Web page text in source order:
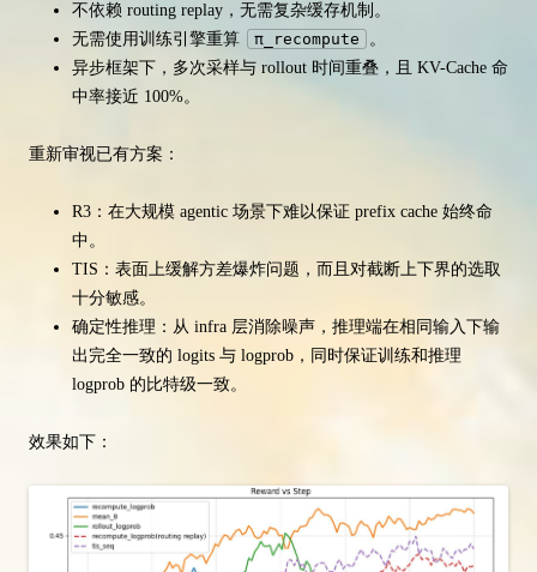
不依赖 routing replay，无需复杂缓存机制。
无需使用训练引擎重算
π_recompute
。
异步框架下，多次采样与 rollout 时间重叠，且 KV-Cache 命
中率接近 100%。
重新审视已有方案：
R3：在大规模 agentic 场景下难以保证 prefix cache 始终命
中。
TIS：表面上缓解方差爆炸问题，而且对截断上下界的选取
十分敏感。
确定性推理：从 infra 层消除噪声，推理端在相同输入下输
出完全一致的 logits 与 logprob，同时保证训练和推理
logprob 的比特级一致。
效果如下：